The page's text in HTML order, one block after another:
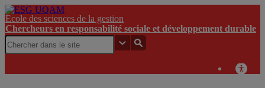
École des sciences de la gestion
Chercheurs en responsabilité sociale et développement durable